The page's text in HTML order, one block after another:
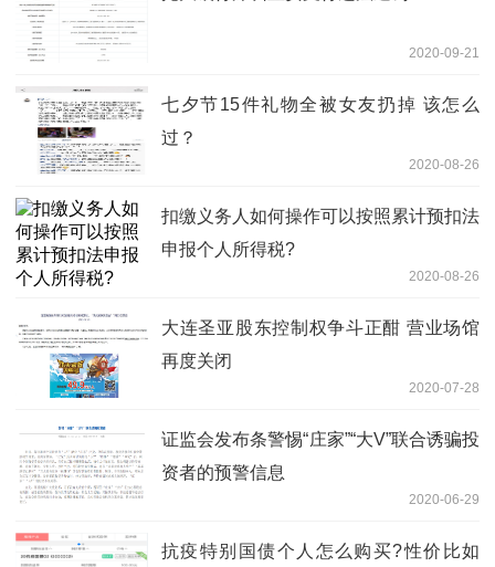
2020-09-21
七夕节15件礼物全被女友扔掉 该怎么
过？
2020-08-26
扣缴义务人如何操作可以按照累计预扣法
申报个人所得税?
2020-08-26
大连圣亚股东控制权争斗正酣 营业场馆
再度关闭
2020-07-28
证监会发布条警惕“庄家”“大V”联合诱骗投
资者的预警信息
2020-06-29
抗疫特别国债个人怎么购买?性价比如